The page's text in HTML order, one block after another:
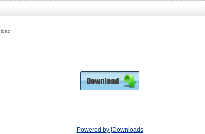
Powered by jDownloads